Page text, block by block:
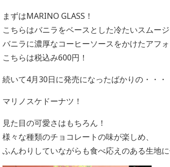
まずはMARINO GLASS！
こちらはバニラをベースとした冷たいスムー
バニラに濃厚なコーヒーソースをかけたアフ
こちらは税込み600円！
続いて4月30日に発売になったばかりの・・・
マリノスケドーナツ！
見た目の可愛さはもちろん！
様々な種類のチョコレートの味が楽しめ、
ふんわりしていながらも食べ応えのある生地に